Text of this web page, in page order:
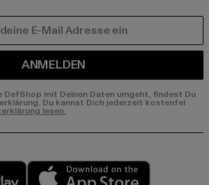
ANMELDEN
DefShop mit Deinen Daten umgeht, findest Du
Du kannst Dich jederzeit kostenfei
lesen.
Play market